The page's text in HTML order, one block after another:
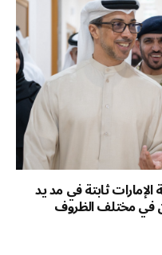
ثابتة في مد يد
في مختلف الظروف